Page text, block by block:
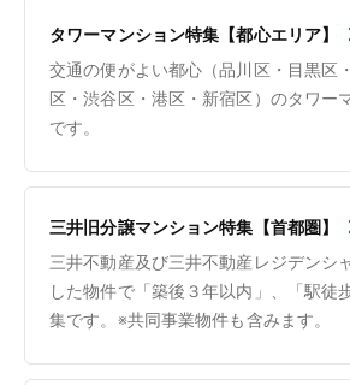
タワーマンション特集【都心エリア】
交通の便がよい都心（品川区・目黒区
区・渋谷区・港区・新宿区）のタワー
です。
三井旧分譲マンション特集【首都圏】
三井不動産及び三井不動産レジデンシ
した物件で「築後３年以内」、「駅徒
集です。※共同事業物件も含みます。